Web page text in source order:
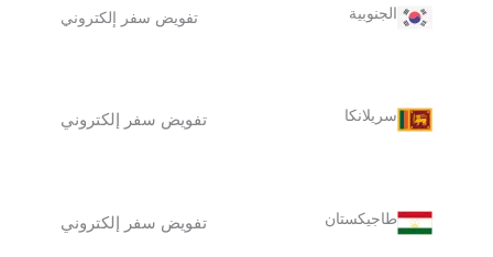
الجنوبية تفويض سفر إلكتروني
سريلانكا تفويض سفر إلكتروني
طاجيكستان تفويض سفر إلكتروني